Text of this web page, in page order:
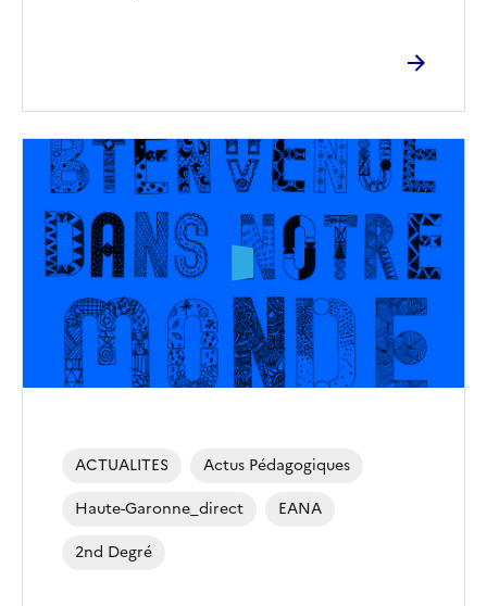
ACTUALITES
Actus Pédagogiques
Haute-Garonne_direct
EANA
2nd Degré